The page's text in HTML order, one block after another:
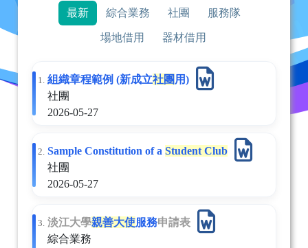
最新 綜合業務 社團 服務隊
場地借用 器材借用
1. 組織章程範例 (新成立社團用)
社團
2026-05-27
2. Sample Constitution of a Student Club
社團
2026-05-27
3. 淡江大學親善大使服務申請表
綜合業務